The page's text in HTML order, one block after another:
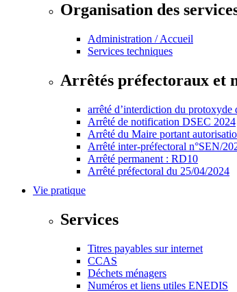
Organisation des
Administration / Accueil
Services techniques
Arrêtés préfectoraux et
arrêté d’interdiction du protoxyde
Arrêté de notification DSEC 2024
Arrêté du Maire portant
Arrêté inter-préfectoral n°SEN/
Arrêté permanent : RD10
Arrêté préfectoral du 25/04/2024
Vie pratique
Services
Titres payables sur internet
CCAS
Déchets ménagers
Numéros et liens utiles ENEDIS